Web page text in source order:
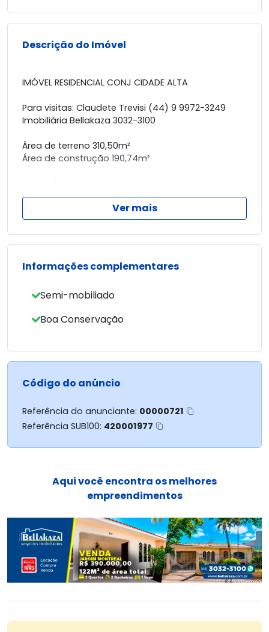
Descrição do Imóvel
IMÓVEL RESIDENCIAL CONJ CIDADE ALTA
Para visitas: Claudete Trevisi (44) 9 9972-3249
Imobiliária Bellakaza 3032-3100
Área de terreno 310,50m²
Área de construção 190,74m²
- Sala de jantar
- Cozinha com armários
- 3 Suítes
- Quintal com churrasqueira
- Despensa
- Banheiro nos fundos
- Área de serviço
Ver mais
Informações complementares
Semi-mobiliado
Boa Conservação
Código do anúncio
Referência do anunciante: 00000721
Referência SUB100: 420001977
Aqui você encontra os melhores
empreendimentos